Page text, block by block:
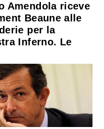
Amendola riceve
Beaune alle
per la
Inferno. Le